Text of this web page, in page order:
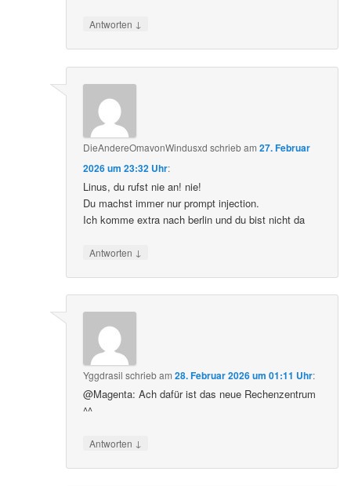
Antworten ↓
DieAndereOmavonWindusxd schriebam27. Februar
2026 um 23:32 Uhr:
Linus, du rufst nie an! nie!
Du machst immer nur prompt injection.
Ich komme extra nach berlin und du bist nicht da
Antworten ↓
Yggdrasil schriebam28. Februar 2026 um 01:11 Uhr:
@Magenta: Ach dafür ist das neue Rechenzentrum
^^
Antworten ↓